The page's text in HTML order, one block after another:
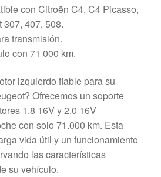
con Citroën C4, C4 Picasso,
307, 407, 508.
transmisión.
con 71 000 km.
izquierdo fiable para su
Ofrecemos un soporte
1.8 16V y 2.0 16V
con solo 71.000 km. Esta
vida útil y un funcionamiento
las características
su vehículo.